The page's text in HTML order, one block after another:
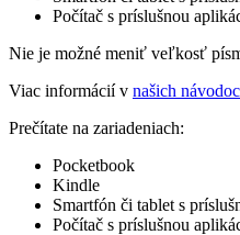
Počítač s príslušnou
Nie je možné meniť veľkosť
Viac informácií v našich
Prečítate na zariadeniach:
Pocketbook
Kindle
Smartfón či tablet s
Počítač s príslušnou